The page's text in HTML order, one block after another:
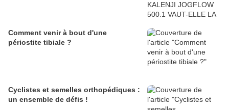
Comment venir à bout d'une
périostite tibiale ?
Cyclistes et semelles orthopédiques :
un ensemble de défis !